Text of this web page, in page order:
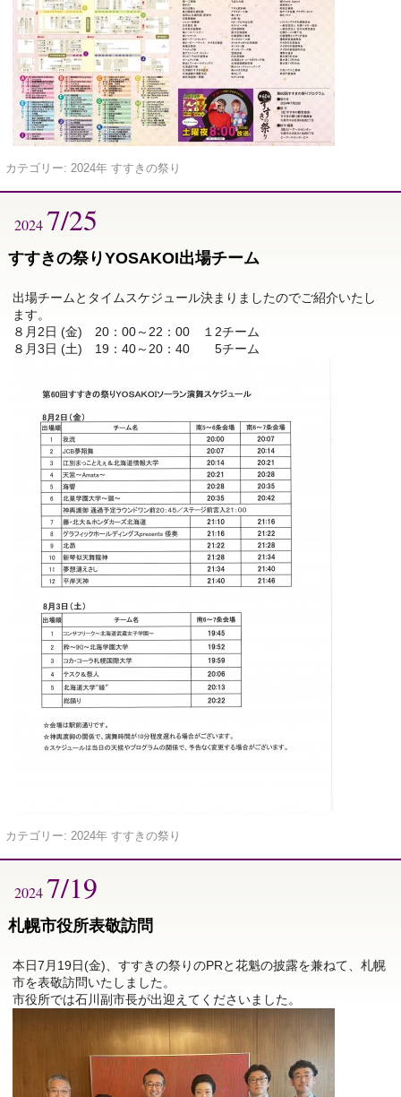
カテゴリー: 2024年 すすきの祭り
20247/25
すすきの祭りYOSAKOI出場チーム
出場チームとタイムスケジュール決まりましたのでご紹介いたし
ます。
８月2日 (金) 20：00～22：00 １2チーム
８月3日 (土) 19：40～20：40 5チーム
カテゴリー: 2024年 すすきの祭り
20247/19
札幌市役所表敬訪問
本日7月19日(金)、すすきの祭りのPRと花魁の披露を兼ねて、札幌
市を表敬訪問いたしました。
市役所では石川副市長が出迎えてくださいました。